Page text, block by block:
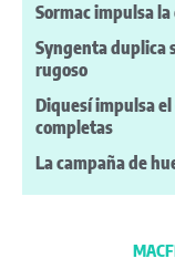
Sormac impulsa
Syngenta duplica
rugoso
Diquesí impulsa
completas
La campaña de